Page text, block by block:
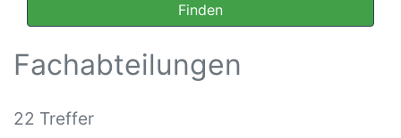
Finden
Fachabteilungen
22 Treffer